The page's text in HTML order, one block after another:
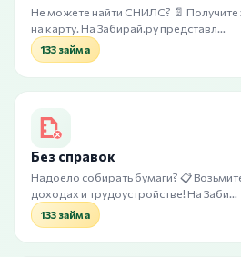
Не можете найти СНИЛС? 📄
на карту. На Забирай.ру представл…
133 займа
Без справок
Надоело собирать бумаги? 📋
доходах и трудоустройстве! На Заби…
133 займа